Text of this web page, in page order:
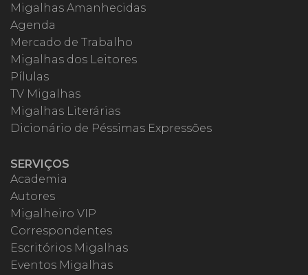
Migalhas Amanhecidas
Agenda
Mercado de Trabalho
Migalhas dos Leitores
Pílulas
TV Migalhas
Migalhas Literárias
Dicionário de Péssimas Expressões
SERVIÇOS
Academia
Autores
Migalheiro VIP
Correspondentes
Escritórios Migalhas
Eventos Migalhas